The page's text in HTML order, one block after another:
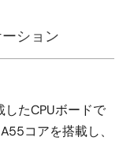
ション
したCPUボードで
コアを搭載し、